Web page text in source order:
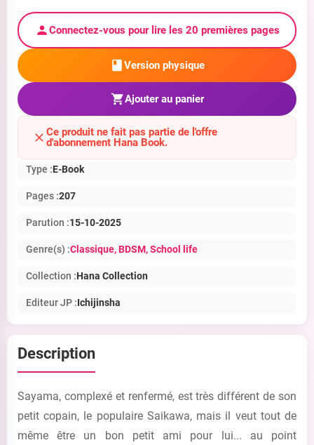
Connectez-vous pour lire les 20 premières pages
Version physique
Ajouter au panier
Ce produit ne fait pas partie de l'offre
d'abonnement Hana Book.
Type :E-Book
Pages :207
Parution :15-10-2025
Genre(s) :Classique, BDSM, School life
Collection :Hana Collection
Editeur JP :Ichijinsha
Description
Sayama, complexé et renfermé, est très différent de son
petit copain, le populaire Saikawa, mais il veut tout de
même être un bon petit ami pour lui... au point